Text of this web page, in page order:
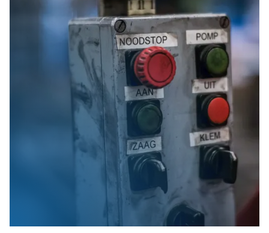
Kunststof modulaire banden
Transportsystemen
Industrie oplossingen